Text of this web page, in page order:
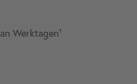
an Werktagen¹